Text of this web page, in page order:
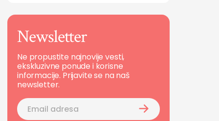
Newsletter
Ne propustite najnovije vesti,
ekskluzivne ponude i korisne
informacije. Prijavite se na naš
newsletter.